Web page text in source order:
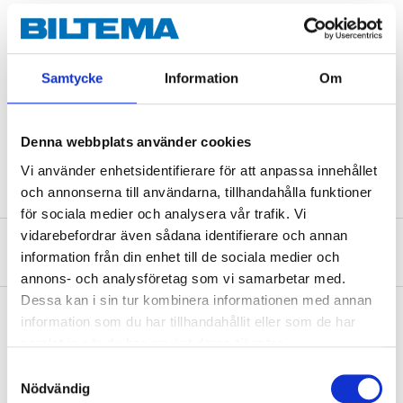
Samtycke Information Om
Denna webbplats använder cookies
Vi använder enhetsidentifierare för att anpassa innehållet
och annonserna till användarna, tillhandahålla funktioner
för sociala medier och analysera vår trafik. Vi
vidarebefordrar även sådana identifierare och annan
information från din enhet till de sociala medier och
annons- och analysföretag som vi samarbetar med.
Dessa kan i sin tur kombinera informationen med annan
information som du har tillhandahållit eller som de har
Nödvändig
Material
Vikt
0,3 kg (10 oz)
Storlek
M (8)
vars omkrets är mellan 19-
22 cm.
Om tillverkaren
Köp & Hämta i ditt varuhus inom 2 timmar! För mer information om